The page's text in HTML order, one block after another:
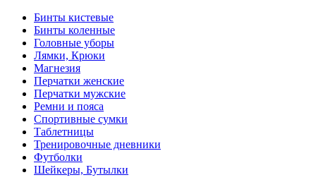
Бинты кистевые
Бинты коленные
Головные уборы
Лямки, Крюки
Магнезия
Перчатки женские
Перчатки мужские
Ремни и пояса
Спортивные сумки
Таблетницы
Тренировочные дневники
Футболки
Шейкеры, Бутылки